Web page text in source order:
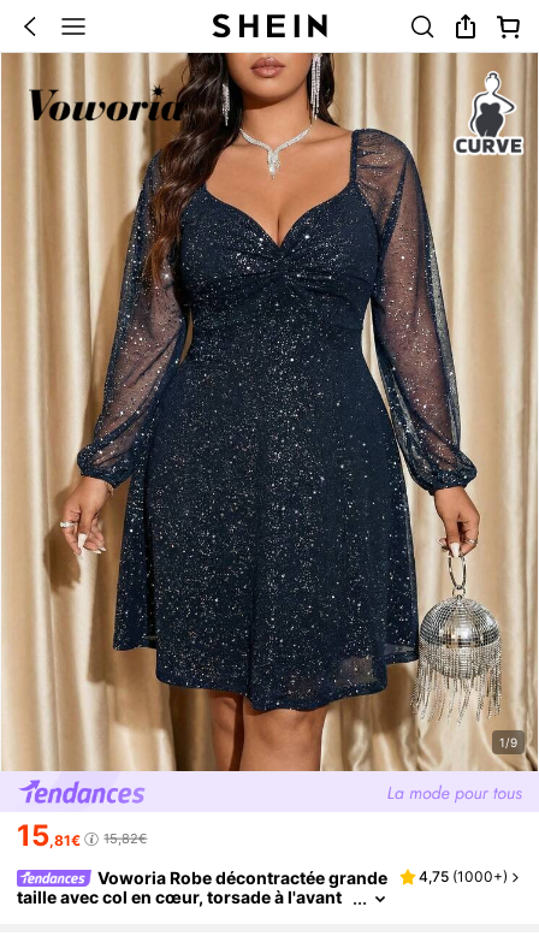
1/9
15,81€ 15,82€
Voworia Robe décontractée grande
taille avec col en cœur, torsade à l'avant
4,75 (1000+)